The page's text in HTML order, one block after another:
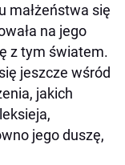
małżeństwa się
na jego
z tym światem.
jeszcze wśród
jakich
jego duszę,